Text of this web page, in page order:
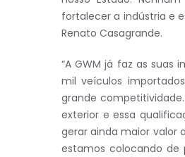
fortalecer a indústria e
Renato Casagrande.
“A GWM já faz as suas
mil veículos
grande
exterior e essa
gerar ainda maior valor
estamos colocando